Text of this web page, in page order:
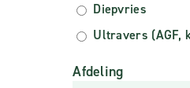
Diepvries
Ultravers (AGF,
Afdeling